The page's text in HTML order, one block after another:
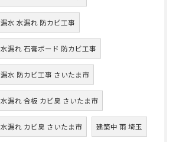
漏水 水漏れ 防カビ工事
水漏れ 石膏ボード 防カビ工事
漏水 防カビ工事 さいたま市
水漏れ 合板 カビ臭 さいたま市
水漏れ カビ臭 さいたま市 建築中 雨 埼玉